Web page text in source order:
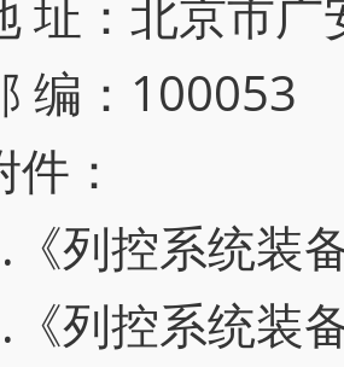
：北京市广
：100053
：
控系统装备
控系统装备